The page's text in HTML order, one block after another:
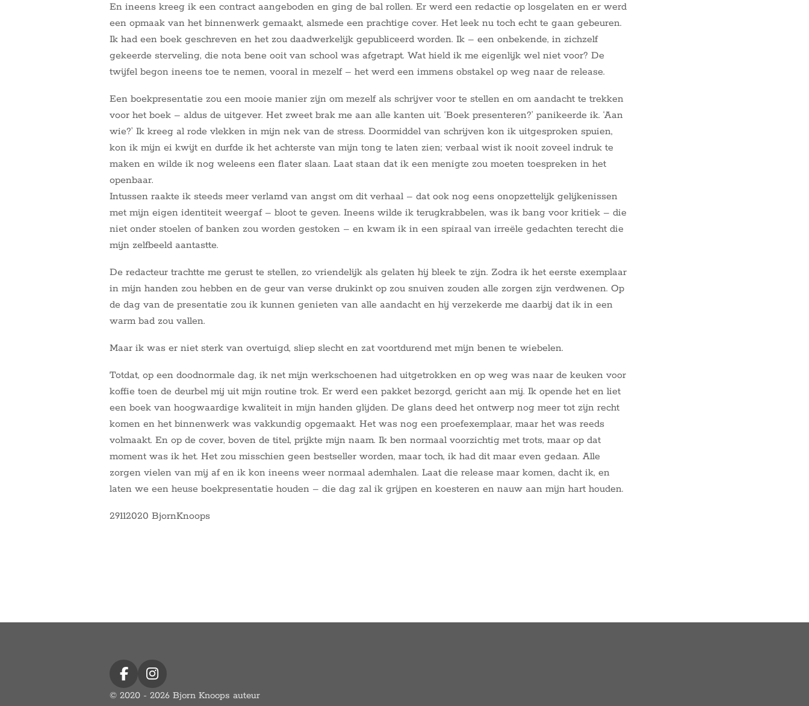
En ineens kreeg ik een contract aangeboden en ging de bal rollen. Er werd een redactie op losgelaten en er werd
een opmaak van het binnenwerk gemaakt, alsmede een prachtige cover. Het leek nu toch echt te gaan gebeuren.
Ik had een boek geschreven en het zou daadwerkelijk gepubliceerd worden. Ik – een onbekende, in zichzelf
gekeerde sterveling, die nota bene ooit van school was afgetrapt. Wat hield ik me eigenlijk wel niet voor? De
twijfel begon ineens toe te nemen, vooral in mezelf – het werd een immens obstakel op weg naar de release.
Een boekpresentatie zou een mooie manier zijn om mezelf als schrijver voor te stellen en om aandacht te trekken
voor het boek – aldus de uitgever. Het zweet brak me aan alle kanten uit. ‘Boek presenteren?’ panikeerde ik. ‘Aan
wie?’ Ik kreeg al rode vlekken in mijn nek van de stress. Doormiddel van schrijven kon ik uitgesproken spuien,
kon ik mijn ei kwijt en durfde ik het achterste van mijn tong te laten zien; verbaal wist ik nooit zoveel indruk te
maken en wilde ik nog weleens een flater slaan. Laat staan dat ik een menigte zou moeten toespreken in het
openbaar.
Intussen raakte ik steeds meer verlamd van angst om dit verhaal – dat ook nog eens onopzettelijk gelijkenissen
met mijn eigen identiteit weergaf – bloot te geven. Ineens wilde ik terugkrabbelen, was ik bang voor kritiek – die
niet onder stoelen of banken zou worden gestoken – en kwam ik in een spiraal van irreële gedachten terecht die
mijn zelfbeeld aantastte.
De redacteur trachtte me gerust te stellen, zo vriendelijk als gelaten hij bleek te zijn. Zodra ik het eerste exemplaar
in mijn handen zou hebben en de geur van verse drukinkt op zou snuiven zouden alle zorgen zijn verdwenen. Op
de dag van de presentatie zou ik kunnen genieten van alle aandacht en hij verzekerde me daarbij dat ik in een
warm bad zou vallen.
Maar ik was er niet sterk van overtuigd, sliep slecht en zat voortdurend met mijn benen te wiebelen.
Totdat, op een doodnormale dag, ik net mijn werkschoenen had uitgetrokken en op weg was naar de keuken voor
koffie toen de deurbel mij uit mijn routine trok. Er werd een pakket bezorgd, gericht aan mij. Ik opende het en liet
een boek van hoogwaardige kwaliteit in mijn handen glijden. De glans deed het ontwerp nog meer tot zijn recht
komen en het binnenwerk was vakkundig opgemaakt. Het was nog een proefexemplaar, maar het was reeds
volmaakt. En op de cover, boven de titel, prijkte mijn naam. Ik ben normaal voorzichtig met trots, maar op dat
moment was ik het. Het zou misschien geen bestseller worden, maar toch, ik had dit maar even gedaan. Alle
zorgen vielen van mij af en ik kon ineens weer normaal ademhalen. Laat die release maar komen, dacht ik, en
laten we een heuse boekpresentatie houden – die dag zal ik grijpen en koesteren en nauw aan mijn hart houden.
29112020 BjornKnoops
F
a
I
n
© 2020 - 2026 Bjorn Knoops auteur